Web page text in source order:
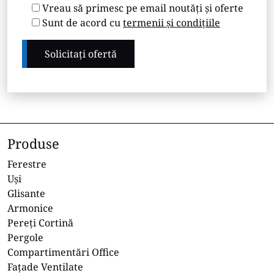
Vreau să primesc pe email noutăți și oferte
Sunt de acord cutermenii și condițiile
Produse
Ferestre
Uși
Glisante
Armonice
Pereți Cortină
Pergole
Compartimentări Office
Fațade Ventilate